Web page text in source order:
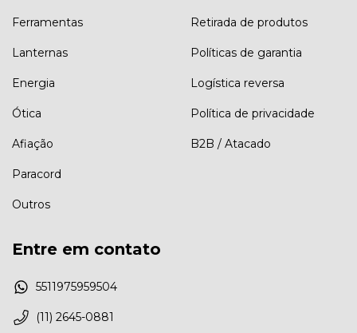
Ferramentas
Lanternas
Energia
Ótica
Afiação
Paracord
Outros
Retirada de produtos
Políticas de garantia
Logística reversa
Política de privacidade
B2B / Atacado
Entre em contato
5511975959504
(11) 2645-0881